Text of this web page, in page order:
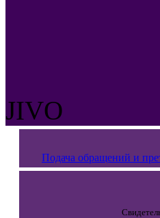
JIVO
Подача обращений и